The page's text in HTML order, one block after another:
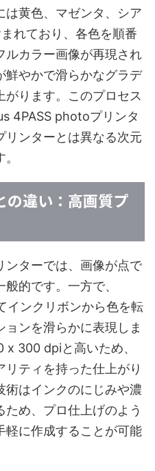
は黄色、マゼンタ、シア
れており、各色を順番
ルカラー画像が再現され
鮮やかで滑らかなグラデ
ります。このプロセス
4PASS photoプリンタ
リンターとは異なる次元
の違い：高画質プ
ンターでは、画像が点で
的です。一方で、
インクリボンから色を転
ンを滑らかに表現しま
300 dpiと高いため、
ティを持った仕上がり
術はインクのにじみや濃
め、プロ仕上げのよう
軽に作成することが可能